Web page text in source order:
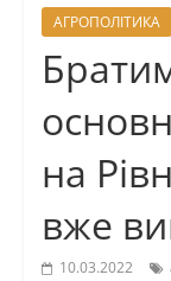
АГРОПОЛІТИКА
на
вже
10.03.2022